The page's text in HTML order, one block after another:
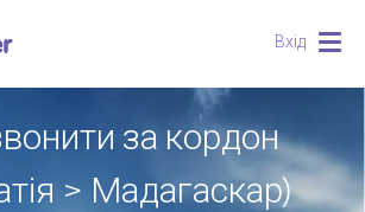
Вхід
за кордон
> Мадагаскар)